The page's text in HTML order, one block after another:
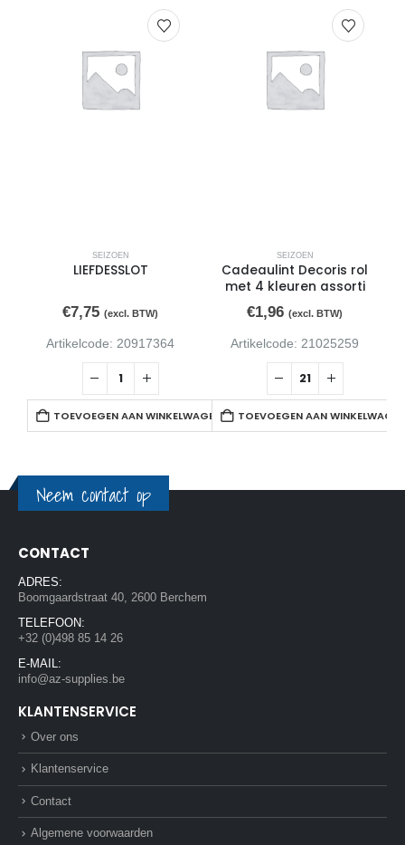
SEIZOEN
LIEFDESSLOT
€7,75 (excl. BTW)
Artikelcode: 20917364
TOEVOEGEN AAN WINKELWAGEN
SEIZOEN
Cadeaulint Decoris rol
met 4 kleuren assorti
€1,96 (excl. BTW)
Artikelcode: 21025259
TOEVOEGEN AAN
Neem contact op
CONTACT
ADRES:
Boomgaardstraat 40, 2600 Berchem
TELEFOON:
+32 (0)498 85 14 26
E-MAIL:
info@az-supplies.be
KLANTENSERVICE
Over ons
Klantenservice
Contact
Algemene voorwaarden